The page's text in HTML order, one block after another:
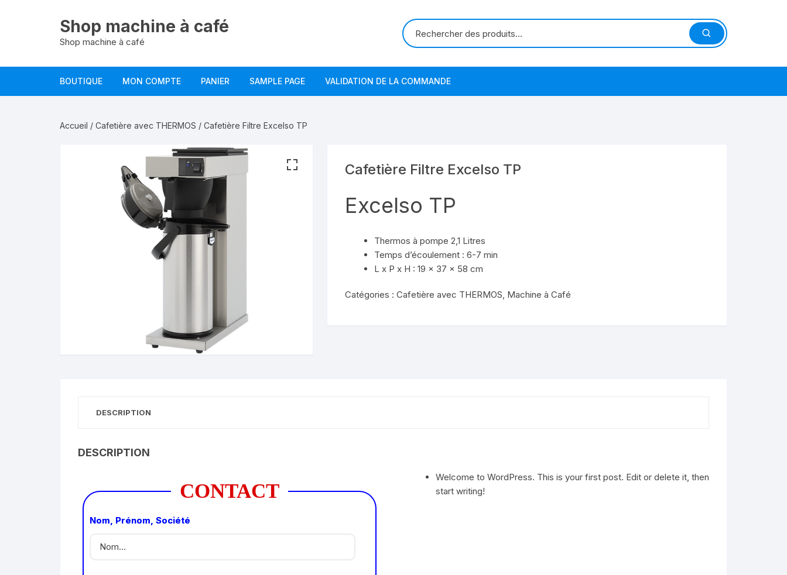
Shop machine à café
Shop machine à café
BOUTIQUE MON COMPTE PANIER SAMPLE PAGE VALIDATION DE LA COMMANDE
Accueil / Cafetière avec THERMOS / Cafetière Filtre Excelso TP
Cafetière Filtre Excelso TP
Excelso TP
Thermos à pompe 2,1 Litres
Temps d’écoulement : 6-7 min
L x P x H : 19 x 37 x 58 cm
Catégories : Cafetière avec THERMOS, Machine à Café
DESCRIPTION
DESCRIPTION
CONTACT
Nom, Prénom, Société
Welcome to WordPress. This is your first post. Edit or delete it, then
start writing!